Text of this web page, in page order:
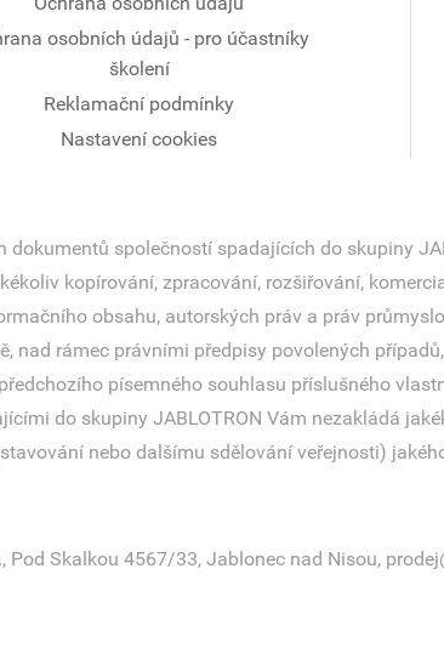
osobních údajů - pro účastníky
školení
Reklamační podmínky
Nastavení cookies
společností spadajících do skupiny
kopírování, zpracování, rozšiřování,
obsahu, autorských práv a práv
rámec právními předpisy povolených
písemného souhlasu příslušného
do skupiny JABLOTRON Vám nezakládá
nebo dalšímu sdělování veřejnosti)
Pod Skalkou 4567/33, Jablonec nad Nisou,